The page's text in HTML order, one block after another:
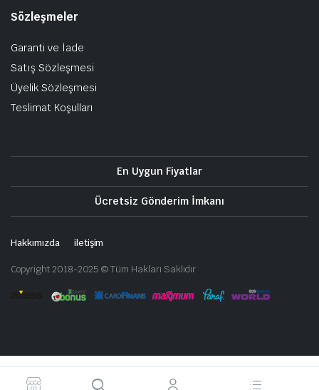
Sözleşmeler
Garanti ve İade
Satış Sözleşmesi
Üyelik Sözleşmesi
Teslimat Koşulları
En Uygun Fiyatlar
Ücretsiz Gönderim İmkanı
Hakkımızda iletişim
Copyright 2018-2025 © Tüm Hakları Saklıdır